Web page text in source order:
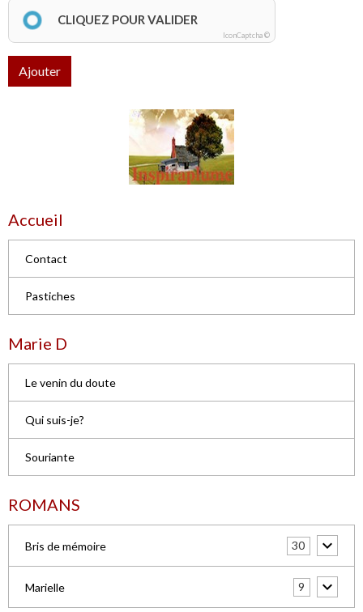
CLIQUEZ POUR VALIDER
IconCaptcha ©
Ajouter
Accueil
Contact
Pastiches
Marie D
Le venin du doute
Qui suis-je?
Souriante
ROMANS
Bris de mémoire 30
Marielle 9